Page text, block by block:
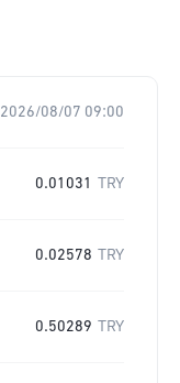
2026/08/07 09:00
0.01031 TRY
0.02578 TRY
0.50289 TRY